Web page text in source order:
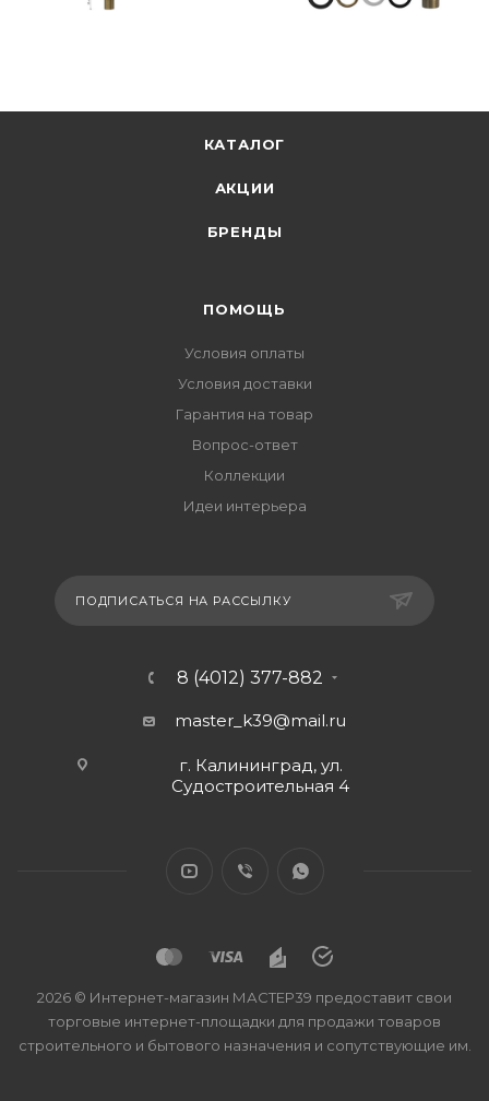
КАТАЛОГ
АКЦИИ
БРЕНДЫ
ПОМОЩЬ
Условия оплаты
Условия доставки
Гарантия на товар
Вопрос-ответ
Коллекции
Идеи интерьера
ПОДПИСАТЬСЯ НА РАССЫЛКУ
8 (4012) 377-882
master_k39@mail.ru
г. Калининград, ул.
Судостроительная 4
2026 © Интернет-магазин МАСТЕР39 предоставит свои
торговые интернет-площадки для продажи товаров
строительного и бытового назначения и сопутствующие им.